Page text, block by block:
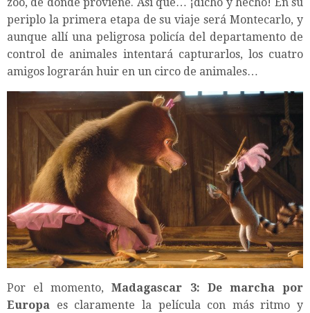
periplo la primera etapa de su viaje será Montecarlo, y
aunque allí una peligrosa policía del departamento de
control de animales intentará capturarlos, los cuatro
amigos lograrán huir en un circo de animales…
Por el momento,Madagascar 3: De marcha por
Europa es claramente la película con más ritmo y